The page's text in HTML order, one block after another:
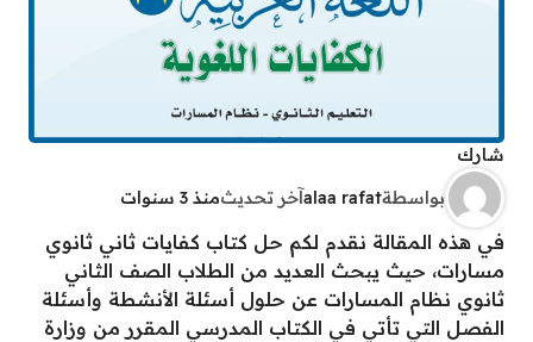
شارك
بواسطةalaa rafatآخر تحديثمنذ 3 سنوات
في هذه المقالة نقدم لكم حل كتاب كفايات ثاني ثانوي
مسارات، حيث يبحث العديد من الطلاب الصف الثاني
ثانوي نظام المسارات عن حلول أسئلة الأنشطة وأسئلة
الفصل التي تأتي في الكتاب المدرسي المقرر من وزارة